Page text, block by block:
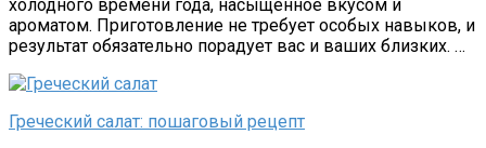
холодного времени года, насыщенное вкусом и
ароматом. Приготовление не требует особых навыков, и
результат обязательно порадует вас и ваших близких. …
Греческий салат: пошаговый рецепт